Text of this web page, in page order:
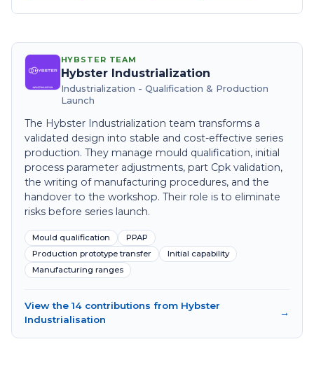
HYBSTER TEAM
Hybster Industrialization
Industrialization - Qualification & Production
Launch
The Hybster Industrialization team transforms a
validated design into stable and cost-effective series
production. They manage mould qualification, initial
process parameter adjustments, part Cpk validation,
the writing of manufacturing procedures, and the
handover to the workshop. Their role is to eliminate
risks before series launch.
Mould qualification
PPAP
Production prototype transfer
Initial capability
Manufacturing ranges
View the 14 contributions from Hybster
Industrialisation
→